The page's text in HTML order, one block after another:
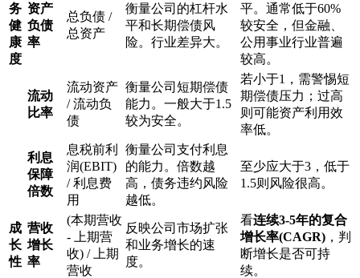
务
健
康
度
资产
负债
率
总负债 /
总资产
衡量公司的杠杆水
平和长期偿债风
险。行业差异大。
平。通常低于60%
较安全，但金融、
公用事业行业普遍
较高。
流动
比率
流动资产
/ 流动负
债
衡量公司短期偿债
能力。一般大于1.5
较为安全。
若小于1，需警惕短
期偿债压力；过高
则可能资产利用效
率低。
利息
保障
倍数
息税前利
润(EBIT)
/ 利息费
用
衡量公司支付利息
的能力。倍数越
高，债务违约风险
越低。
至少应大于3，低于
1.5则风险很高。
成
长
性
营收
增长
率
(本期营收
- 上期营
收) / 上期
营收
反映公司市场扩张
和业务增长的速
度。
看连续3-5年的复合
增长率(CAGR) ，判
断增长是否可持
续。